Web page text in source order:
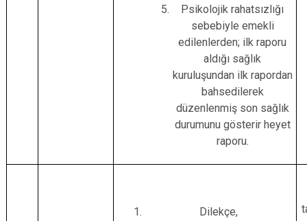
Psikolojik rahatsızlığı
sebebiyle emekli
edilenlerden; ilk raporu
aldığı sağlık
kuruluşundan ilk rapordan
bahsedilerek
düzenlenmiş son sağlık
durumunu gösterir heyet
raporu.
Dilekçe,